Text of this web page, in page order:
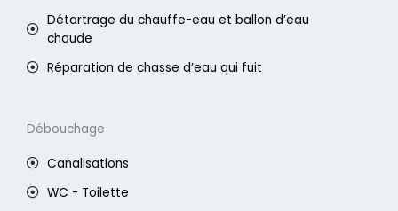
Détartrage du chauffe-eau et ballon d’eau
chaude
Réparation de chasse d’eau qui fuit
Débouchage
Canalisations
WC - Toilette